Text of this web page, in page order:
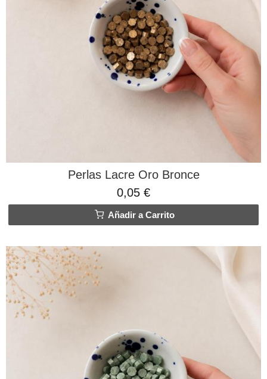
Perlas Lacre Oro Bronce
0,05 €
Añadir a Carrito